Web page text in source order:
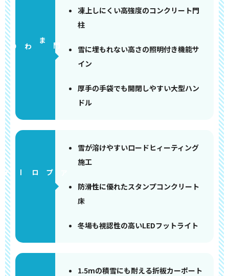
門まわり
凍上しにくい高強度のコンクリート門
柱
雪に埋もれない高さの照明付き機能サ
イン
厚手の手袋でも開閉しやすい大型ハン
ドル
アプローチ
雪が溶けやすいロードヒィーティング
施工
防滑性に優れたスタンプコンクリート
床
冬場も視認性の高いLEDフットライト
1.5mの積雪にも耐える折板カーポート